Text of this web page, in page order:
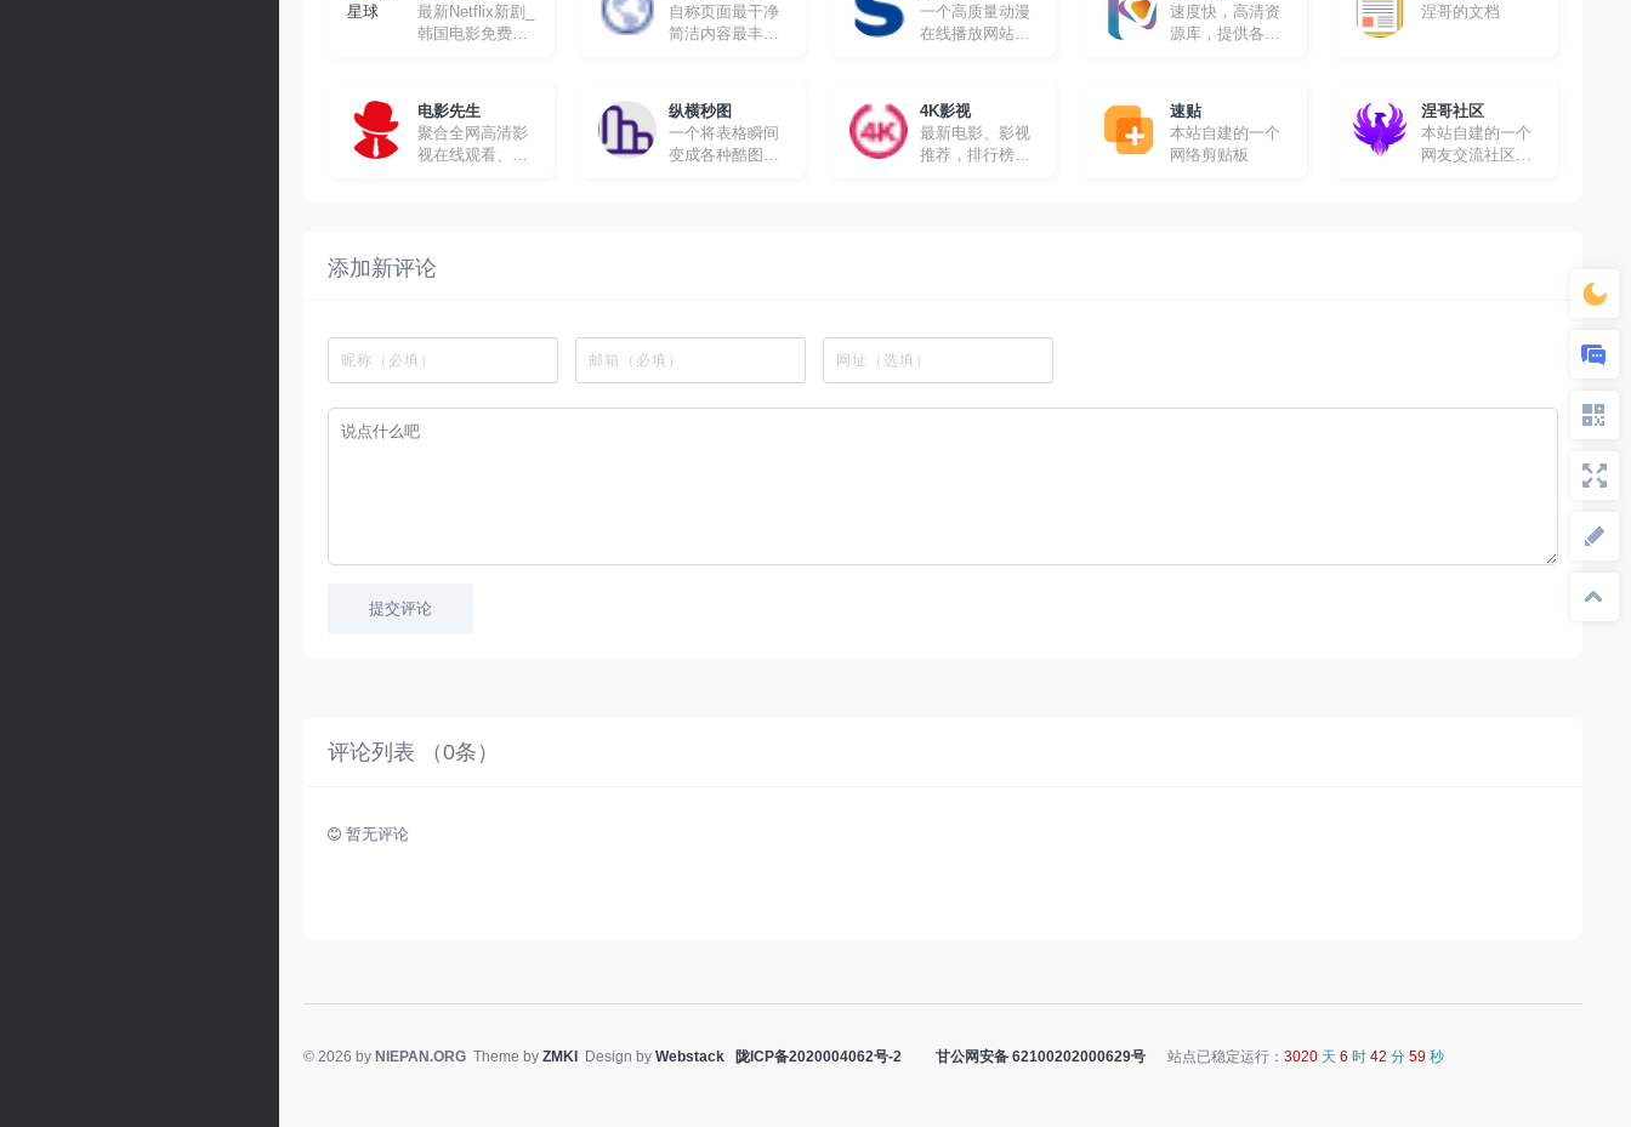
最新Netflix新剧_
韩国电影免费在
自称页面最干净
简洁内容最丰富
一个高质量动漫
在线播放网站，
想要学习英文的
朋友。
速度快，高清资
源库，提供各种
涅哥的文档
电影先生
聚合全网高清影
视在线观看、下
纵横秒图
一个将表格瞬间
变成各种酷图的
4K影视
最新电影、影视
推荐，排行榜、
速贴
本站自建的一个
网络剪贴板
涅哥社区
本站自建的一个
网友交流社区，
添加新评论
提交评论
评论列表 （0条）
暂无评论
© 2026 by NIEPAN.ORG Theme by ZMKI Design by Webstack 陇ICP备2020004062号-2 甘公网安备 62100202000629号 站点已稳定运行： 3020 天 6 时 43 分 0秒